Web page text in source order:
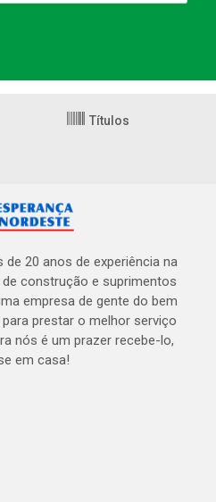
Títulos
20 anos de experiência na
construção e suprimentos
empresa de gente do bem
prestar o melhor serviço
nós é um prazer recebe-lo,
em casa!